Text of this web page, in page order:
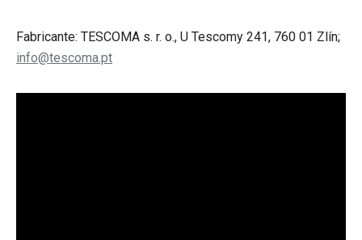
Fabricante: TESCOMA s. r. o., U Tescomy 241, 760 01 Zlín;
info@tescoma.pt